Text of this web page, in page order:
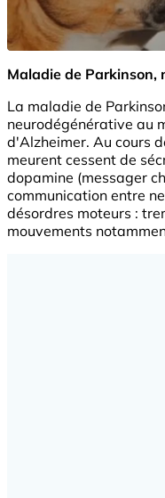
Maladie de Parkinson,
La maladie de
neurodégénérative au
d'Alzheimer. Au cours
meurent cessent de
dopamine (messager
communication entre
désordres moteurs :
mouvements